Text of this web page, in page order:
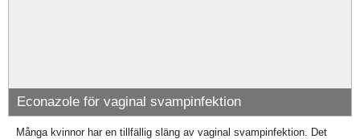
Econazole för vaginal svampinfektion
Många kvinnor har en tillfällig släng av vaginal svampinfektion. Det